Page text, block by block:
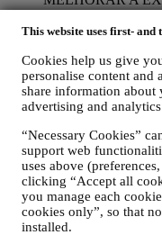
This website uses first-
Cookies help us give
personalise content and
share information
advertising and
“Necessary Cookies”
support web
uses above
clicking “Accept all
you manage each
cookies only”, so that
installed.
serviços e ofertas de
cliente Le Creuset.
ou interesses, por
visualizados, sua
páginas do nosso
ofertas que lê, etc.
cookies e
rastreamento em e-
dados e
nossas
essas informações
sites, conceder